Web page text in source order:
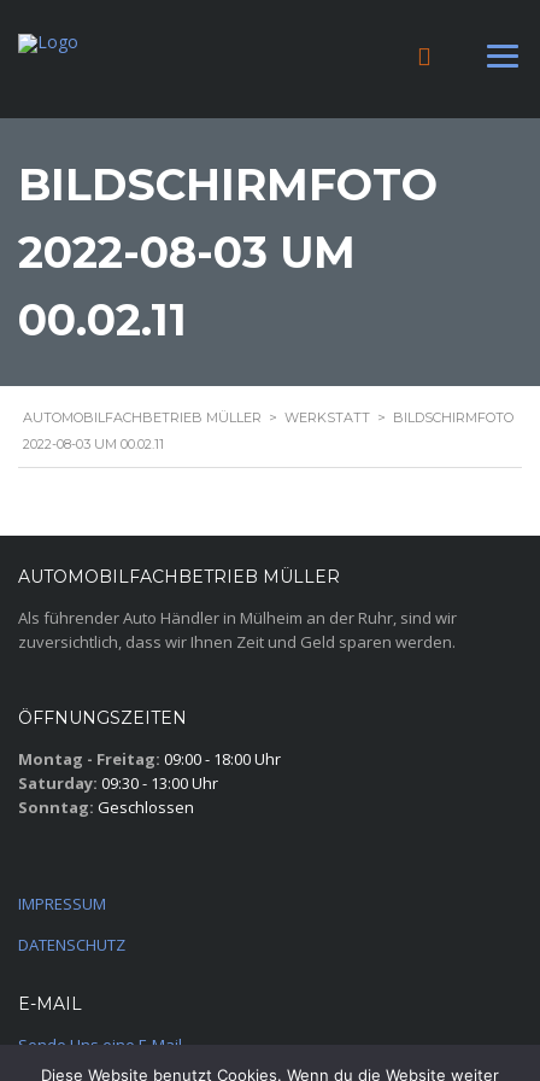
BILDSCHIRMFOTO
2022-08-03 UM
00.02.11
AUTOMOBILFACHBETRIEB MÜLLER > WERKSTATT > BILDSCHIRMFOTO
2022-08-03 UM 00.02.11
AUTOMOBILFACHBETRIEB MÜLLER
Als führender Auto Händler in Mülheim an der Ruhr, sind wir
zuversichtlich, dass wir Ihnen Zeit und Geld sparen werden.
ÖFFNUNGSZEITEN
Montag - Freitag: 09:00 - 18:00 Uhr
Saturday: 09:30 - 13:00 Uhr
Sonntag: Geschlossen
IMPRESSUM
DATENSCHUTZ
E-MAIL
Sende Uns eine E-Mail
Diese Website benutzt Cookies. Wenn du die Website weiter